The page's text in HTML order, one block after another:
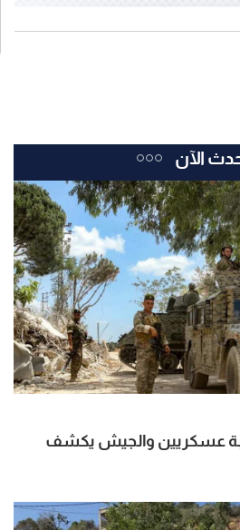
الآن
عسكريين والجيش يكشف